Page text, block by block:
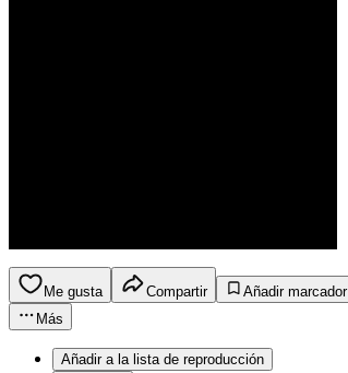
Me gusta Compartir
Añadir marcador
Más
Añadir a la lista de reproducción